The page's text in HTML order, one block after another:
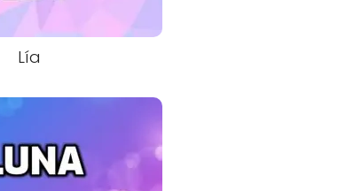
Lía